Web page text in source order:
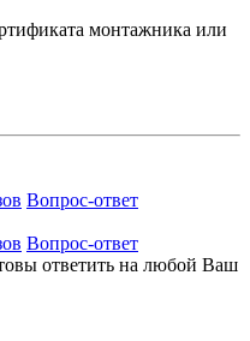
монтажника или
Вопрос-ответ
Вопрос-ответ
ответить на любой Ваш